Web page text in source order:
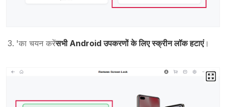
'का चयन करेंसभी Android उपकरणों के लिए स्क्रीन लॉक हटाएं।